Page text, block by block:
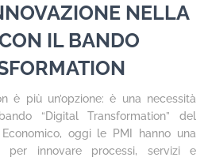
NELLA
IL BANDO
è più un’opzione: è una necessità
“Digital Transformation” del
oggi le PMI hanno una
per innovare processi, servizi e